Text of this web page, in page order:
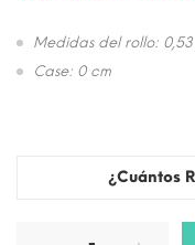
Medidas del rollo: 0,53
Case: 0 cm
¿Cuántos